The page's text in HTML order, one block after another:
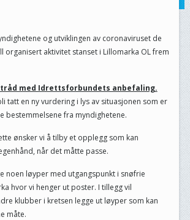
og utviklingen av coronaviruset de
organisert aktivitet stanset i Lillomarka OL frem
med Idrettsforbundets anbefaling.
tatt en ny vurdering i lys av situasjonen som er
bestemmelsene fra myndighetene.
ønsker vi å tilby et opplegg som kan
når det måtte passe.
noen løyper med utgangspunkt i snøfrie
hvor vi henger ut poster. I tillegg vil
klubber i kretsen legge ut løyper som kan
måte.